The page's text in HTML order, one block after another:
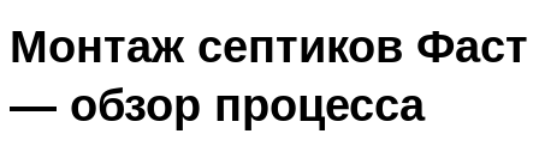
Монтаж септиков Фаст
— обзор процесса